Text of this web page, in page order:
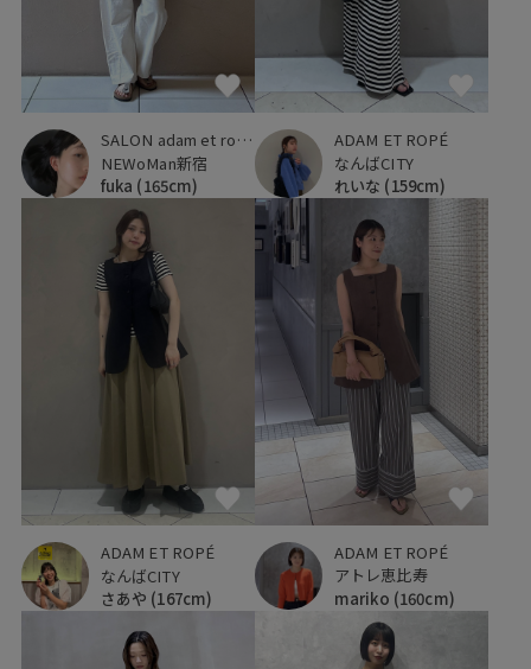
SALON adam et ropé
NEWoMan新宿
fuka (165cm)
ADAM ET ROPÉ
なんばCITY
れいな (159cm)
ADAM ET ROPÉ
なんばCITY
さあや (167cm)
ADAM ET ROPÉ
アトレ恵比寿
mariko (160cm)